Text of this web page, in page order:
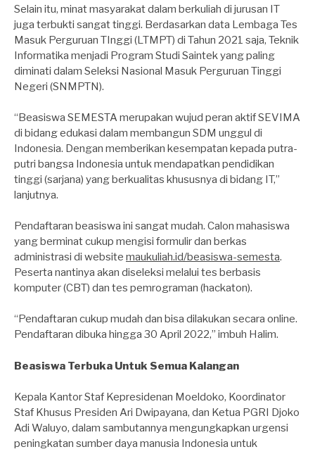
Selain itu, minat masyarakat dalam berkuliah di jurusan IT
juga terbukti sangat tinggi. Berdasarkan data Lembaga Tes
Masuk Perguruan TInggi (LTMPT) di Tahun 2021 saja, Teknik
Informatika menjadi Program Studi Saintek yang paling
diminati dalam Seleksi Nasional Masuk Perguruan Tinggi
Negeri (SNMPTN).
“Beasiswa SEMESTA merupakan wujud peran aktif SEVIMA
di bidang edukasi dalam membangun SDM unggul di
Indonesia. Dengan memberikan kesempatan kepada putra-
putri bangsa Indonesia untuk mendapatkan pendidikan
tinggi (sarjana) yang berkualitas khususnya di bidang IT,”
lanjutnya.
Pendaftaran beasiswa ini sangat mudah. Calon mahasiswa
yang berminat cukup mengisi formulir dan berkas
administrasi di website maukuliah.id/beasiswa-semesta.
Peserta nantinya akan diseleksi melalui tes berbasis
komputer (CBT) dan tes pemrograman (hackaton).
“Pendaftaran cukup mudah dan bisa dilakukan secara online.
Pendaftaran dibuka hingga 30 April 2022,” imbuh Halim.
Beasiswa Terbuka Untuk Semua Kalangan
Kepala Kantor Staf Kepresidenan Moeldoko, Koordinator
Staf Khusus Presiden Ari Dwipayana, dan Ketua PGRI Djoko
Adi Waluyo, dalam sambutannya mengungkapkan urgensi
peningkatan sumber daya manusia Indonesia untuk